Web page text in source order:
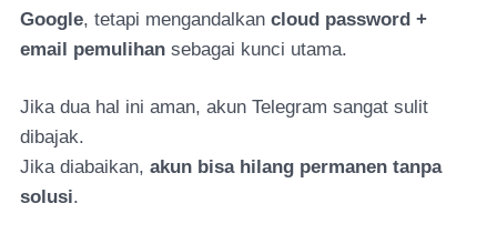
Google, tetapi mengandalkan cloud password +
email pemulihan sebagai kunci utama.
Jika dua hal ini aman, akun Telegram sangat sulit
dibajak.
Jika diabaikan, akun bisa hilang permanen tanpa
solusi.